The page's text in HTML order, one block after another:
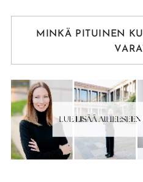
MINKÄ PITUINEN